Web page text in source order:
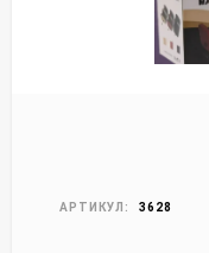
АРТИКУЛ: 3628